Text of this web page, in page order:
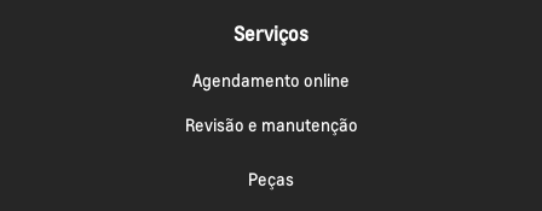
Serviços
Agendamento online
Revisão e manutenção
Peças